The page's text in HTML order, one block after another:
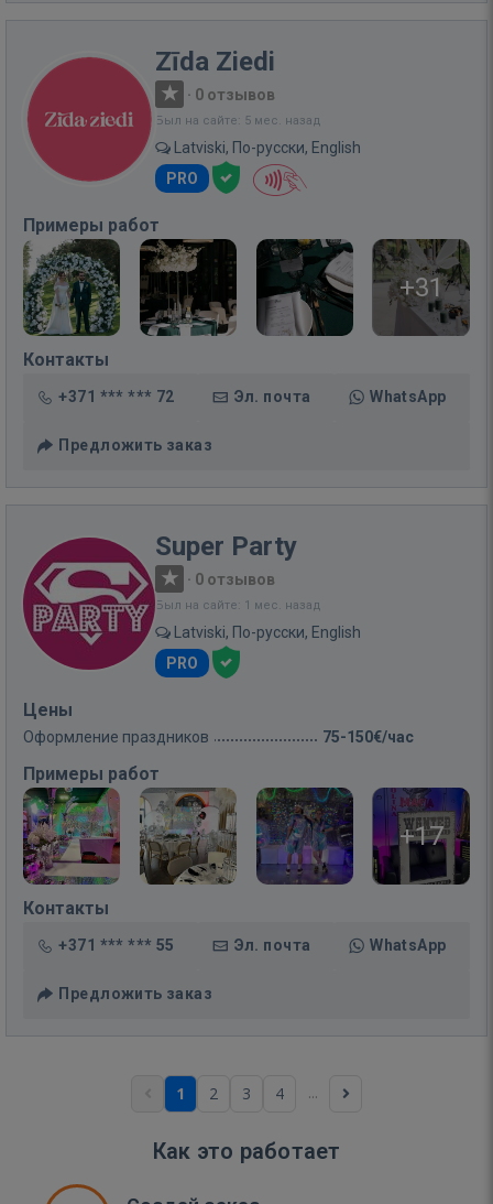
Zīda Ziedi
· 0 отзывов
Был на сайте: 5 мес. назад
Latviski, По-русски, English
PRO
Примеры работ
+31
Контакты
+371 *** *** 72 Эл. почта WhatsApp
Предложить заказ
Super Party
· 0 отзывов
Был на сайте: 1 мес. назад
Latviski, По-русски, English
PRO
Цены
Оформление праздников 75-150€/час
Примеры работ
+17
Контакты
+371 *** *** 55 Эл. почта WhatsApp
Предложить заказ
1 2 3 4 ...
Как это работает